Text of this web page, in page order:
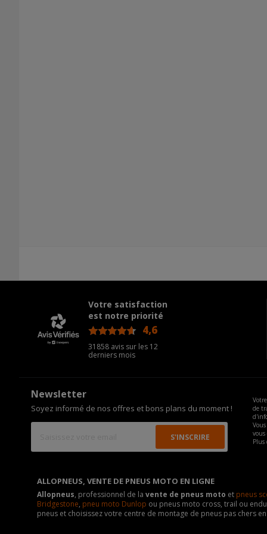
Votre satisfaction
est notre priorité
4,6
31858 avis sur les 12
derniers mois
Newsletter
Soyez informé de nos offres et bons plans du moment !
de
Plus
ALLOPNEUS, VENTE DE PNEUS MOTO EN LIGNE
Allopneus, professionnel de la vente de pneus moto et pneus
Bridgestone, pneu moto Dunlop ou pneus moto cross, trail ou
pneus et choisissez votre centre de montage de pneus pas chers en